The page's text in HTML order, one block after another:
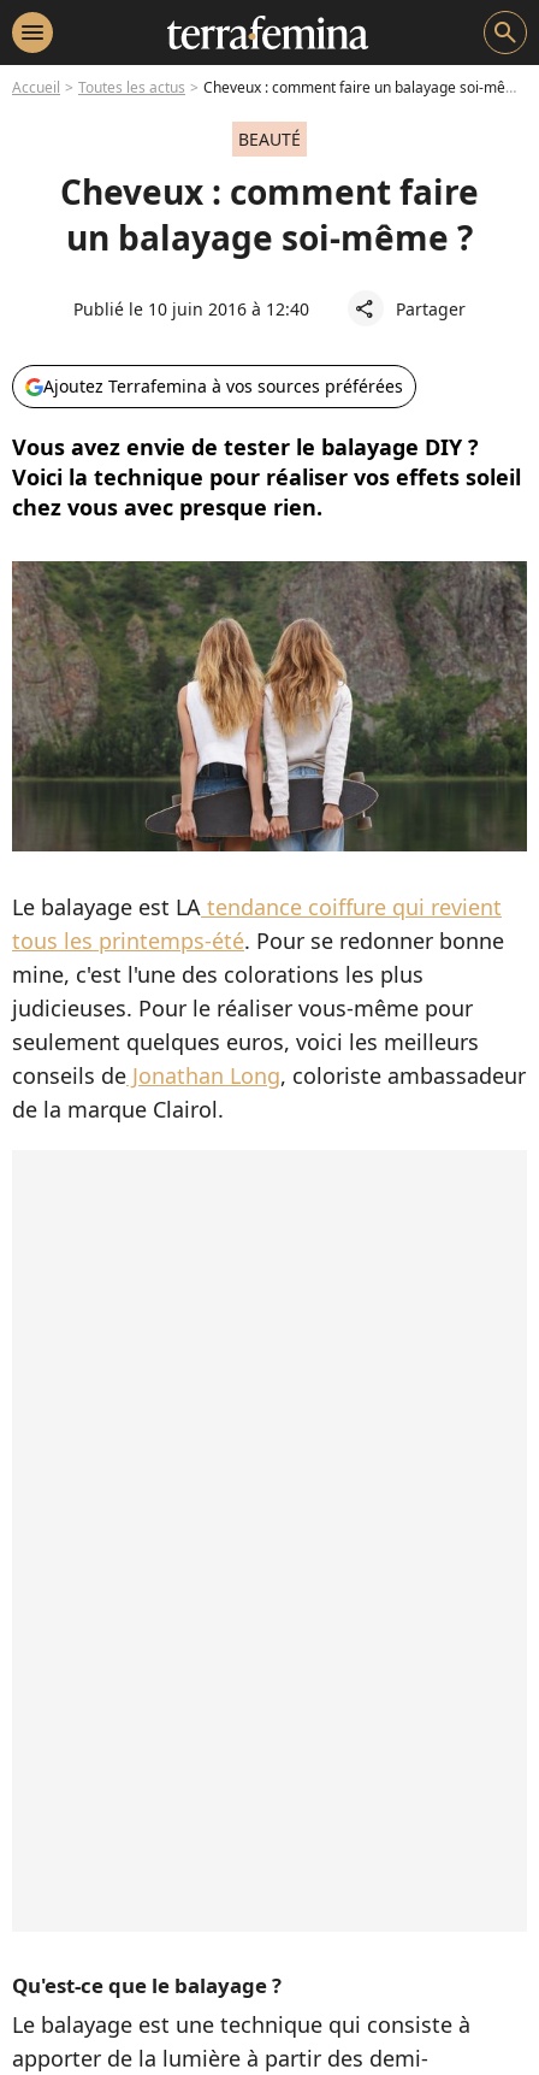
menu search
Accueil Toutes les actus Cheveux : comment faire un balayage soi-même ?
BEAUTÉ
Cheveux : comment faire
un balayage soi-même ?
Publié le 10 juin 2016 à 12:40 share Partager
Ajoutez Terrafemina à vos sources préférées
Vous avez envie de tester le balayage DIY ?
Voici la technique pour réaliser vos effets soleil
chez vous avec presque rien.
Le balayage est LA tendance coiffure qui revient
tous les printemps-été. Pour se redonner bonne
mine, c'est l'une des colorations les plus
judicieuses. Pour le réaliser vous-même pour
seulement quelques euros, voici les meilleurs
conseils de Jonathan Long, coloriste ambassadeur
de la marque Clairol.
Qu'est-ce que le balayage ?
Le balayage est une technique qui consiste à
apporter de la lumière à partir des demi-